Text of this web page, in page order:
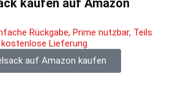
kaufen auf Amazon
Rückgabe, Prime nutzbar, Teils
kostenlose Lieferung
auf Amazon kaufen